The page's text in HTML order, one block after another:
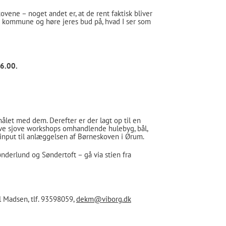
– noget andet er, at de rent faktisk bliver
og høre jeres bud på, hvad I ser som
med dem. Derefter er der lagt op til en
sjove workshops omhandlende hulebyg, bål,
til anlæggelsen af Børneskoven i Ørum.
og Søndertoft – gå via stien fra
tlf. 93598059,dekm@viborg.dk